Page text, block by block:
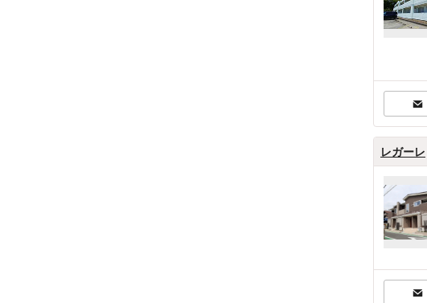
レガーレ